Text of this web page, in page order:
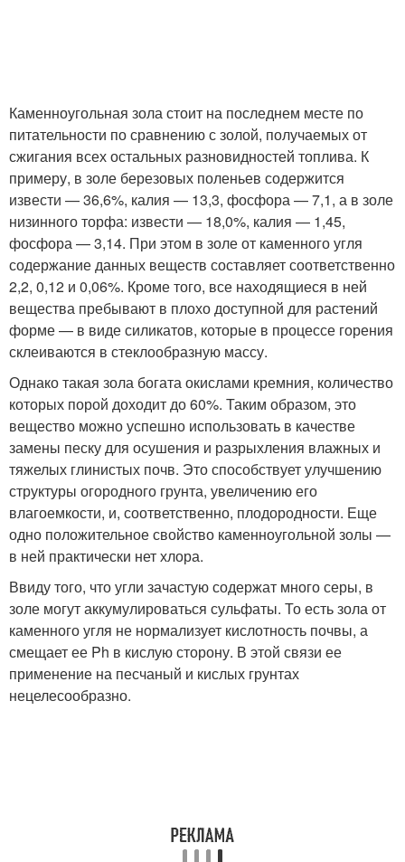
Каменноугольная зола стоит на последнем месте по
питательности по сравнению с золой, получаемых от
сжигания всех остальных разновидностей топлива. К
примеру, в золе березовых поленьев содержится
извести — 36,6%, калия — 13,3, фосфора — 7,1, а в золе
низинного торфа: извести — 18,0%, калия — 1,45,
фосфора — 3,14. При этом в золе от каменного угля
содержание данных веществ составляет соответственно
2,2, 0,12 и 0,06%. Кроме того, все находящиеся в ней
вещества пребывают в плохо доступной для растений
форме — в виде силикатов, которые в процессе горения
склеиваются в стеклообразную массу.
Однако такая зола богата окислами кремния, количество
которых порой доходит до 60%. Таким образом, это
вещество можно успешно использовать в качестве
замены песку для осушения и разрыхления влажных и
тяжелых глинистых почв. Это способствует улучшению
структуры огородного грунта, увеличению его
влагоемкости, и, соответственно, плодородности. Еще
одно положительное свойство каменноугольной золы —
в ней практически нет хлора.
Ввиду того, что угли зачастую содержат много серы, в
золе могут аккумулироваться сульфаты. То есть зола от
каменного угля не нормализует кислотность почвы, а
смещает ее Ph в кислую сторону. В этой связи ее
применение на песчаный и кислых грунтах
нецелесообразно.